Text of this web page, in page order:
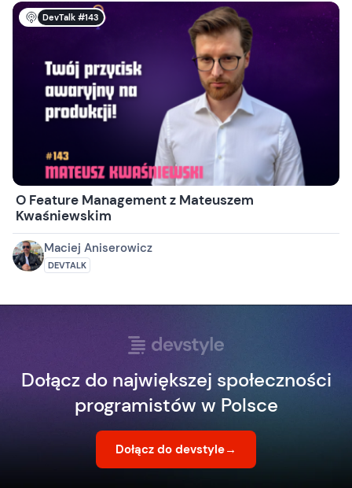
DevTalk #143
O Feature Management z Mateuszem
Kwaśniewskim
Maciej Aniserowicz
DEVTALK
Dołącz do największej społeczności
programistów w Polsce
Dołącz do devstyle→